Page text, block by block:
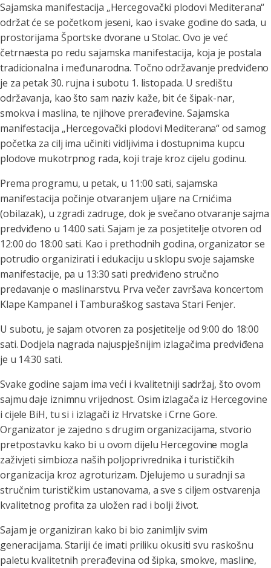
Sajamska manifestacija „Hercegovački plodovi Mediterana“
održat će se početkom jeseni, kao i svake godine do sada, u
prostorijama Športske dvorane u Stolac. Ovo je već
četrnaesta po redu sajamska manifestacija, koja je postala
tradicionalna i međunarodna. Točno održavanje predviđeno
je za petak 30. rujna i subotu 1. listopada. U središtu
održavanja, kao što sam naziv kaže, bit će šipak-nar,
smokva i maslina, te njihove prerađevine. Sajamska
manifestacija „Hercegovački plodovi Mediterana“ od samog
početka za cilj ima učiniti vidljivima i dostupnima kupcu
plodove mukotrpnog rada, koji traje kroz cijelu godinu.
Prema programu, u petak, u 11:00 sati, sajamska
manifestacija počinje otvaranjem uljare na Crnićima
(obilazak), u zgradi zadruge, dok je svečano otvaranje sajma
predviđeno u 14:00 sati. Sajam je za posjetitelje otvoren od
12:00 do 18:00 sati. Kao i prethodnih godina, organizator se
potrudio organizirati i edukaciju u sklopu svoje sajamske
manifestacije, pa u 13:30 sati predviđeno stručno
predavanje o maslinarstvu. Prva večer završava koncertom
Klape Kampanel i Tamburaškog sastava Stari Fenjer.
U subotu, je sajam otvoren za posjetitelje od 9:00 do 18:00
sati. Dodjela nagrada najuspješnijim izlagačima predviđena
je u 14:30 sati.
Svake godine sajam ima veći i kvalitetniji sadržaj, što ovom
sajmu daje iznimnu vrijednost. Osim izlagača iz Hercegovine
i cijele BiH, tu si i izlagači iz Hrvatske i Crne Gore.
Organizator je zajedno s drugim organizacijama, stvorio
pretpostavku kako bi u ovom dijelu Hercegovine mogla
zaživjeti simbioza naših poljoprivrednika i turističkih
organizacija kroz agroturizam. Djelujemo u suradnji sa
stručnim turističkim ustanovama, a sve s ciljem ostvarenja
kvalitetnog profita za uložen rad i bolji život.
Sajam je organiziran kako bi bio zanimljiv svim
generacijama. Stariji će imati priliku okusiti svu raskošnu
paletu kvalitetnih prerađevina od šipka, smokve, masline,